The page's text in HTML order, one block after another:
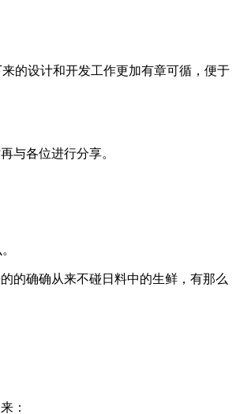
的设计和开发工作更加有章可循，便于
与各位进行分享。
的确确从来不碰日料中的生鲜，有那么
：